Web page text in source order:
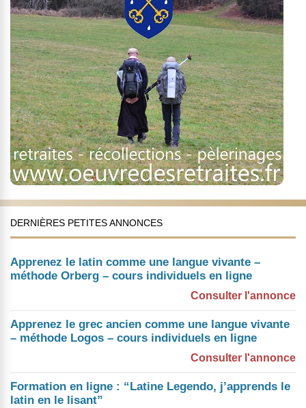
DERNIÈRES PETITES ANNONCES
Apprenez le latin comme une langue vivante –
méthode Orberg – cours individuels en ligne
Consulter l'annonce
Apprenez le grec ancien comme une langue vivante
– méthode Logos – cours individuels en ligne
Consulter l'annonce
Formation en ligne : “Latine Legendo, j’apprends le
latin en le lisant”